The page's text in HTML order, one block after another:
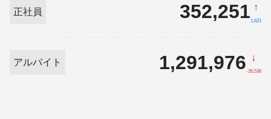
正社員 352,251 ↑
1,621
アルバイト 1,291,976 ↓
-26,536